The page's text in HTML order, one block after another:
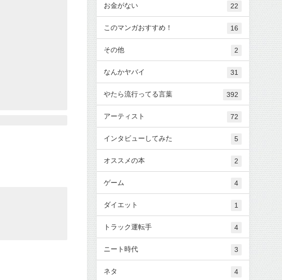
お金がない 22
このマンガおすすめ！ 16
その他 2
なんかヤバイ 31
やたら流行ってる言葉 392
アーティスト 72
インタビューしてみた 5
オススメの本 2
ゲーム 4
ダイエット 1
トラック運転手 4
ニート時代 3
ネタ 4